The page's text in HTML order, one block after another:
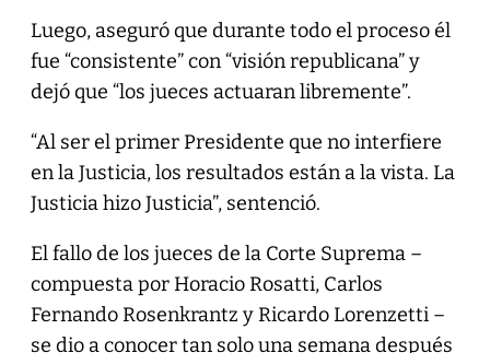
Luego, aseguró que durante todo el proceso él
fue “consistente” con “visión republicana” y
dejó que “los jueces actuaran libremente”.
“Al ser el primer Presidente que no interfiere
en la Justicia, los resultados están a la vista. La
Justicia hizo Justicia”, sentenció.
El fallo de los jueces de la Corte Suprema –
compuesta por Horacio Rosatti, Carlos
Fernando Rosenkrantz y Ricardo Lorenzetti –
se dio a conocer tan solo una semana después